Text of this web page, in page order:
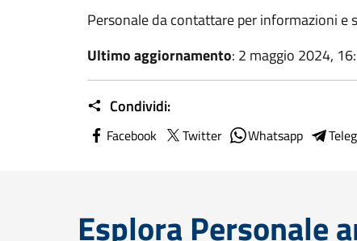
Personale da contattare per informazioni e
Ultimo aggiornamento: 2 maggio 2024,
Condividi:
Facebook Twitter Whatsapp
Esplora Personale